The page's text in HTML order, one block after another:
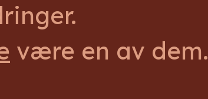
være en av dem.